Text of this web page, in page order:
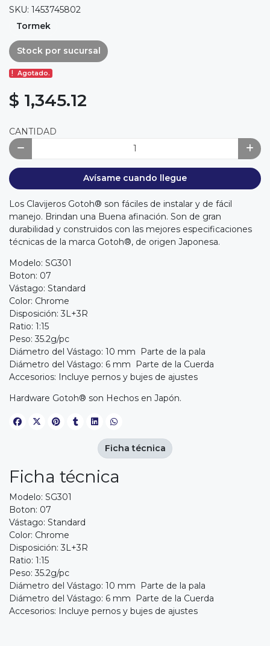
SKU: 1453745802
Tormek
Stock por sucursal
Agotado.
$ 1,345.12
CANTIDAD
Avísame cuando llegue
Los Clavijeros Gotoh® son fáciles de instalar y de fácil
manejo. Brindan una Buena afinación. Son de gran
durabilidad y construidos con las mejores especificaciones
técnicas de la marca Gotoh®, de origen Japonesa.
Modelo: SG301
Boton: 07
Vástago: Standard
Color: Chrome
Disposición: 3L+3R
Ratio: 1:15
Peso: 35.2g/pc
Diámetro del Vástago: 10 mm Parte de la pala
Diámetro del Vástago: 6 mm Parte de la Cuerda
Accesorios: Incluye pernos y bujes de ajustes
Hardware Gotoh® son Hechos en Japón.
Ficha técnica
Modelo: SG301
Boton: 07
Vástago: Standard
Color: Chrome
Disposición: 3L+3R
Ratio: 1:15
Peso: 35.2g/pc
Diámetro del Vástago: 10 mm Parte de la pala
Diámetro del Vástago: 6 mm Parte de la Cuerda
Accesorios: Incluye pernos y bujes de ajustes
Ficha técnica